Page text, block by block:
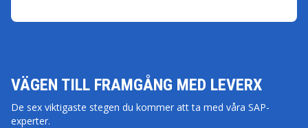
VÄGEN TILL FRAMGÅNG MED LEVERX
De sex viktigaste stegen du kommer att ta med våra SAP-
experter.